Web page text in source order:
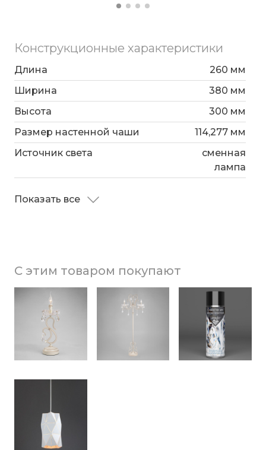
Конструкционные характеристики
Длина
260 мм
Ширина
380 мм
Высота
300 мм
Размер настенной чаши
114,277 мм
Источник света
сменная
лампа
Показать все
С этим товаром покупают